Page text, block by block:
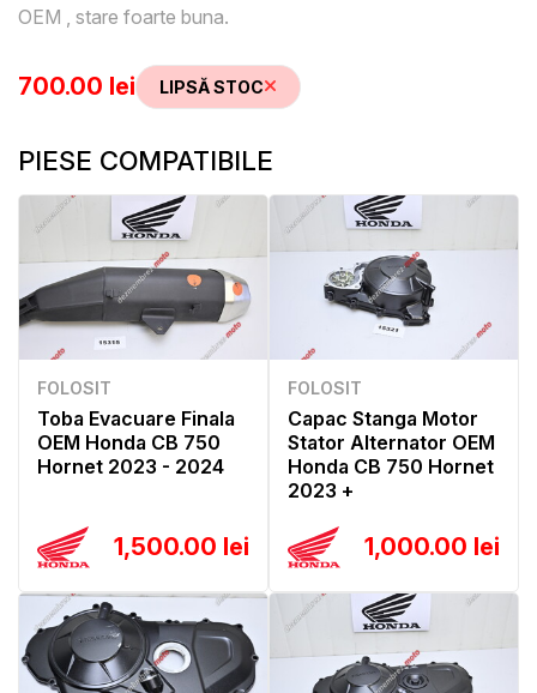
OEM , stare foarte buna.
700.00 lei LIPSĂ STOC
PIESE COMPATIBILE
FOLOSIT
Toba Evacuare Finala
OEM Honda CB 750
Hornet 2023 - 2024
1,500.00 lei
FOLOSIT
Capac Stanga Motor
Stator Alternator OEM
Honda CB 750 Hornet
2023 +
1,000.00 lei